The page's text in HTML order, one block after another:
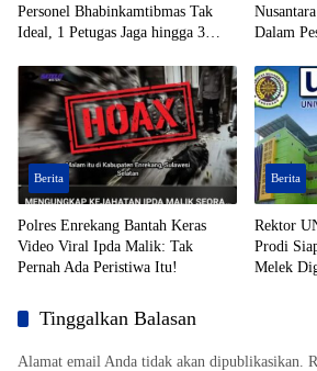
Personel Bhabinkamtibmas Tak
Ideal, 1 Petugas Jaga hingga 3
Dalam
Berita
Polres Enrekang Bantah Keras
Video Viral Ipda Malik: Tak
Pernah Ada Peristiwa Itu!
Berita
Rektor
Prodi
Melek
Tinggalkan Balasan
Alamat email Anda tidak akan dipublikasikan.